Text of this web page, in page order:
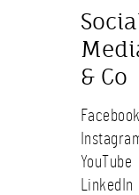
& Co
YouTube
LinkedIn